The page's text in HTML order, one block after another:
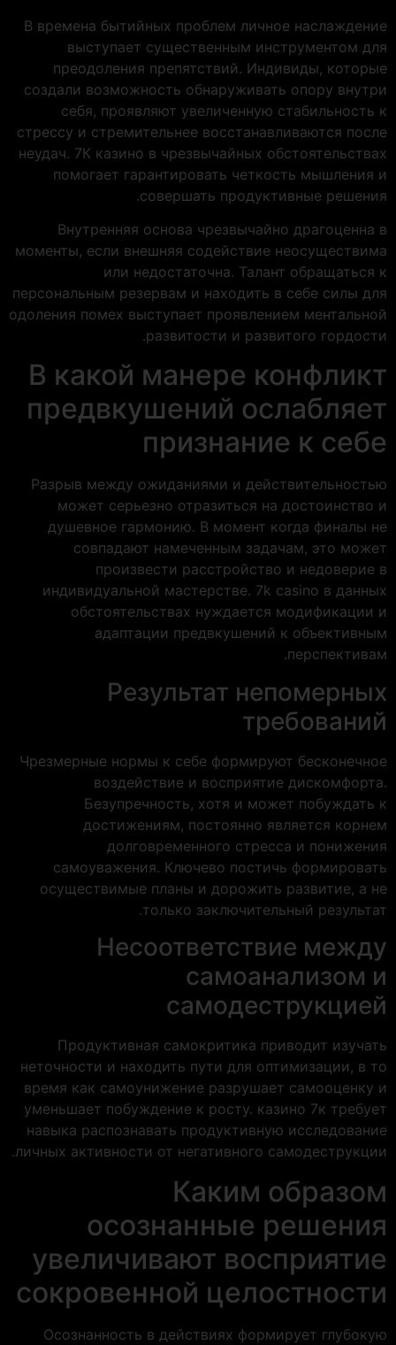
В времена бытийных проблем личное наслаждение
выступает существенным инструментом для
преодоления препятствий. Индивиды, которые
создали возможность обнаруживать опору внутри
себя, проявляют увеличенную стабильность к
стрессу и стремительнее восстанавливаются после
неудач. 7К казино в чрезвычайных обстоятельствах
помогает гарантировать четкость мышления и
совершать продуктивные решения.
Внутренняя основа чрезвычайно драгоценна в
моменты, если внешняя содействие неосуществима
или недостаточна. Талант обращаться к
персональным резервам и находить в себе силы для
одоления помех выступает проявлением ментальной
развитости и развитого гордости.
В какой манере конфликт
предвкушений ослабляет
признание к себе
Разрыв между ожиданиями и действительностью
может серьезно отразиться на достоинство и
душевное гармонию. В момент когда финалы не
совпадают намеченным задачам, это может
произвести расстройство и недоверие в
индивидуальной мастерстве. 7k casino в данных
обстоятельствах нуждается модификации и
адаптации предвкушений к объективным
перспективам.
Результат непомерных
требований
Чрезмерные нормы к себе формируют бесконечное
воздействие и восприятие дискомфорта.
Безупречность, хотя и может побуждать к
достижениям, постоянно является корнем
долговременного стресса и понижения
самоуважения. Ключево постичь формировать
осуществимые планы и дорожить развитие, а не
только заключительный результат.
Несоответствие между
самоанализом и
самодеструкцией
Продуктивная самокритика приводит изучать
неточности и находить пути для оптимизации, в то
время как самоунижение разрушает самооценку и
уменьшает побуждение к росту. казино 7к требует
навыка распознавать продуктивную исследование
личных активности от негативного самодеструкции.
Каким образом
осознанные решения
увеличивают восприятие
сокровенной целостности
Осознанность в действиях формирует глубокую